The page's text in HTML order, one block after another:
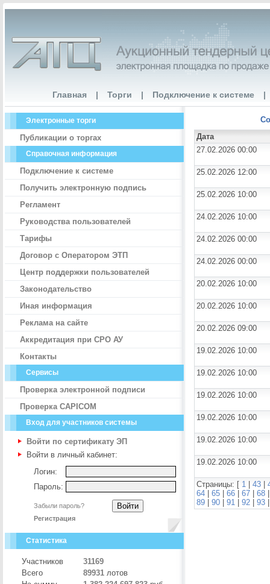
Главная | Торги | Подключение к системе |
Электронные торги
Публикации о торгах
Справочная информация
Подключение к системе
Получить электронную подпись
Регламент
Руководства пользователей
Тарифы
Договор с Оператором ЭТП
Центр поддержки пользователей
Законодательство
Иная информация
Реклама на сайте
Аккредитация при СРО АУ
Контакты
Сервисы
Проверка электронной подписи
Проверка CAPICOM
Вход для участников системы
Войти по сертификату ЭП
Войти в личный кабинет:
Логин:
Пароль:
Забыли пароль?
Регистрация
Статистика
Участников
31169
Всего
89931 лотов
Дата
27.02.2026 00:00
25.02.2026 12:00
25.02.2026 10:00
24.02.2026 10:00
24.02.2026 00:00
24.02.2026 00:00
20.02.2026 10:00
20.02.2026 10:00
20.02.2026 09:00
19.02.2026 10:00
19.02.2026 10:00
19.02.2026 10:00
19.02.2026 10:00
19.02.2026 10:00
19.02.2026 10:00
Страницы: [ 1 43
64
65 66 67 68
89
90 91 92 93